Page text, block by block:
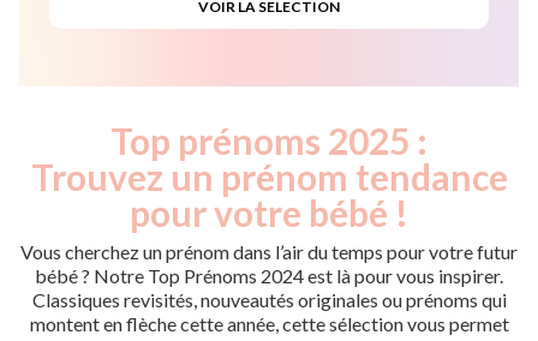
Top prénoms 2025 :
Trouvez un prénom tendance
pour votre bébé !
Vous cherchez un prénom dans l’air du temps pour votre futur
bébé ? Notre Top Prénoms 2024 est là pour vous inspirer.
Classiques revisités, nouveautés originales ou prénoms qui
montent en flèche cette année, cette sélection vous permet